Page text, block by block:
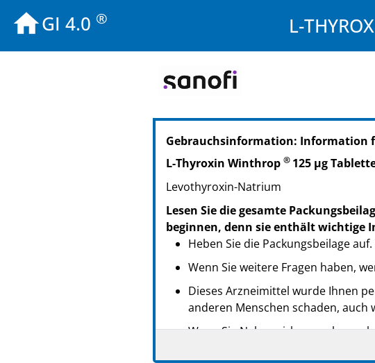
GI 4.0 ® L-
PZN: 06912920
PPN: 110691292035
NTIN: 04150069129207
Gebrauchsinformation: Information
L-Thyroxin Winthrop ® 125 µg
Levothyroxin-Natrium
Lesen Sie die gesamte
beginnen, denn sie enthält wichtige
Heben Sie die Packungsbeilage
Wenn Sie weitere Fragen haben,
Dieses Arzneimittel wurde Ihnen
anderen Menschen schaden, auch
Wenn Sie Nebenwirkungen
Nebenwirkungen, die nicht in